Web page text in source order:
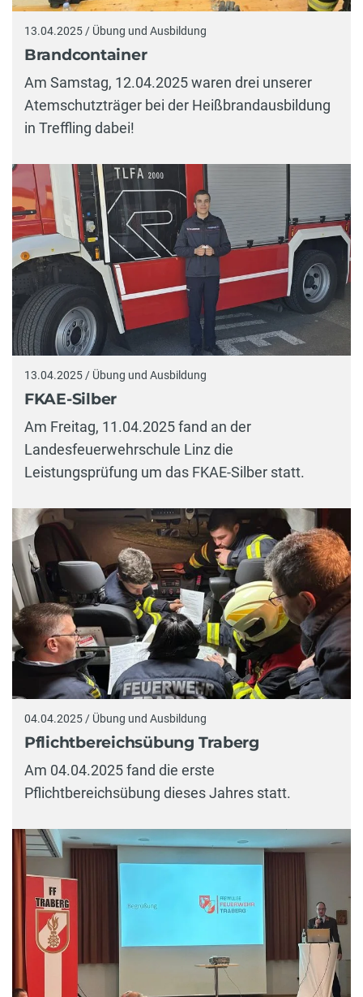
13.04.2025 / Übung und Ausbildung
Brandcontainer
Am Samstag, 12.04.2025 waren drei unserer
Atemschutzträger bei der Heißbrandausbildung
in Treffling dabei!
13.04.2025 / Übung und Ausbildung
FKAE-Silber
Am Freitag, 11.04.2025 fand an der
Landesfeuerwehrschule Linz die
Leistungsprüfung um das FKAE-Silber statt.
04.04.2025 / Übung und Ausbildung
Pflichtbereichsübung Traberg
Am 04.04.2025 fand die erste
Pflichtbereichsübung dieses Jahres statt.